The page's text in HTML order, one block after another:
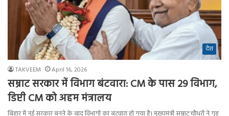
देश
TAKVEEM April 16, 2026
सम्राट सरकार में विभाग बंटवारा: CM के पास 29 विभाग,
डिप्टी CM को अहम मंत्रालय
बिहार में नई सरकार बनने के बाद विभागों का बंटवारा हो गया है। मुख्यमंत्री सम्राट चौधरी ने गृह